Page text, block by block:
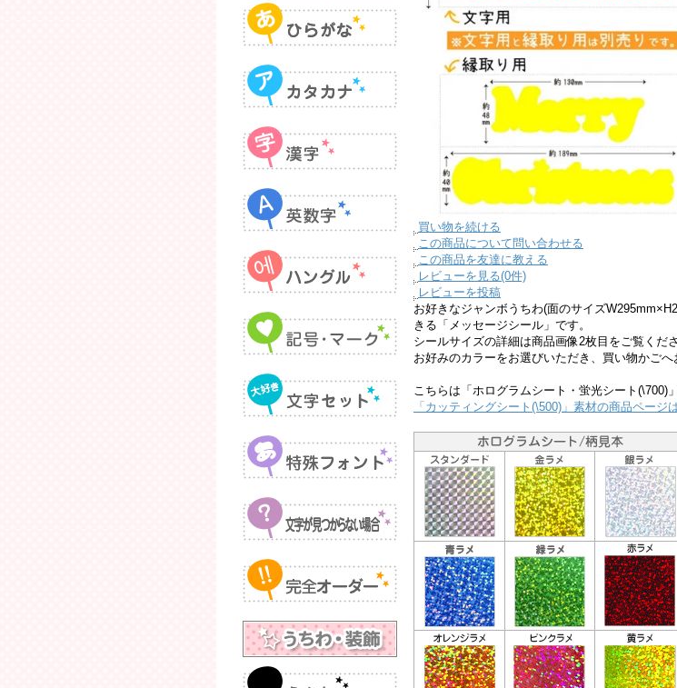
買い物を続ける
この商品について問い合わせる
この商品を友達に教える
レビューを見る(0件)
レビューを投稿
お好きなジャンボうちわ(面のサイズ
きる「メッセージシール」です。
シールサイズの詳細は商品画像2枚目をご覧くだ
お好みのカラーをお選びいただき、買い物かごへ
こちらは「ホログラムシート・蛍光シート(\700)
「カッティングシート(\500)」素材の商品ページ